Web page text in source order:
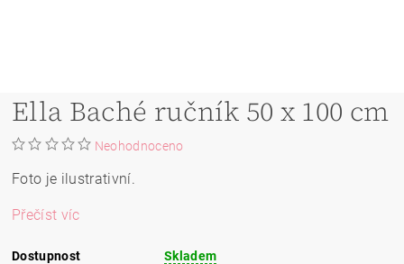
Ella Baché ručník 50 x 100 cm
Neohodnoceno
Foto je ilustrativní.
Přečíst víc
Dostupnost Skladem